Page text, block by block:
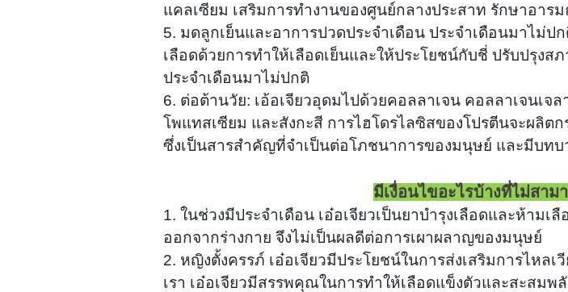
แคลเซียม เสริมการทำงานของศูนย์กลางประสาท รักษาอา
5. มดลูกเย็นและอาการปวดประจำเดือน ประจำเดือนมาไม่
เลือดด้วยการทำให้เลือดเย็นและให้ประโยชน์กับชี่ ปรับปรุงส
ประจำเดือนมาไม่ปกติ
6. ต่อต้านวัย: เอ้อเจียวอุดมไปด้วยคอลลาเจน คอลลาเจนเจ
โพแทสเซียม และสังกะสี การไฮโดรไลซิสของโปรตีนจะผลิ
ซึ่งเป็นสารสำคัญที่จำเป็นต่อโภชนาการของมนุษย์ และมีบท
มีเงื่อนไขอะไรบ้างที่ไม่สาม
1. ในช่วงมีประจำเดือน เอ๋อเจียวเป็นยาบำรุงเลือดและห้าม
ออกจากร่างกาย จึงไม่เป็นผลดีต่อการเผาผลาญของมนุษย์
2. หญิงตั้งครรภ์ เอ๋อเจียวมีประโยชน์ในการส่งเสริมการไหล
เรา เอ๋อเจียวมีสรรพคุณในการทำให้เลือดแข็งตัวและสะสมพ